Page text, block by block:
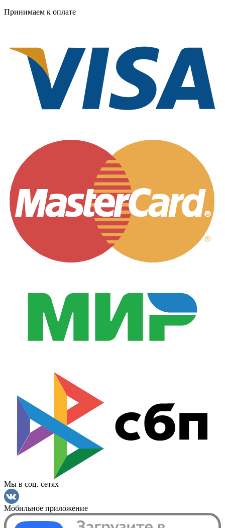
Принимаем к оплате
Мы в соц. сетях
Мобильное приложение